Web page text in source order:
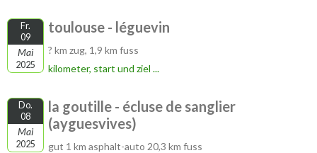
Fr.
09
Mai
2025
toulouse - léguevin
? km zug, 1,9 km fuss
kilometer, start und ziel ...
Do.
08
Mai
2025
la goutille - écluse de sanglier
(ayguesvives)
gut 1 km asphalt-auto 20,3 km fuss